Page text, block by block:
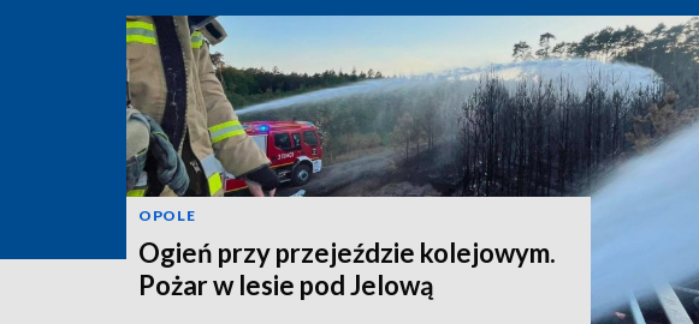
OPOLE
Ogień przy przejeździe kolejowym.
Pożar w lesie pod Jelową